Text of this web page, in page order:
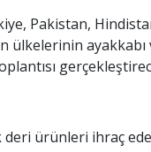
Pakistan,
ülkelerinin ayakkabı
deri ürünleri ihraç